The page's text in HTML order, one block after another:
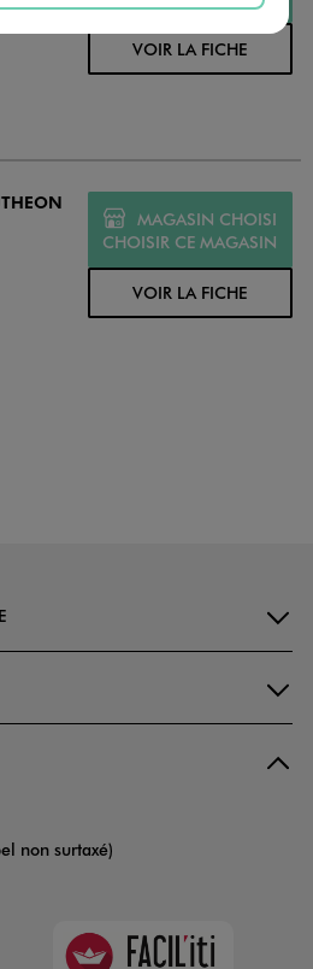
VOIR LA FICHE
MAGASIN CHOISI
CHOISIR CE MAGASIN
VOIR LA FICHE
non surtaxé)
Faciliti